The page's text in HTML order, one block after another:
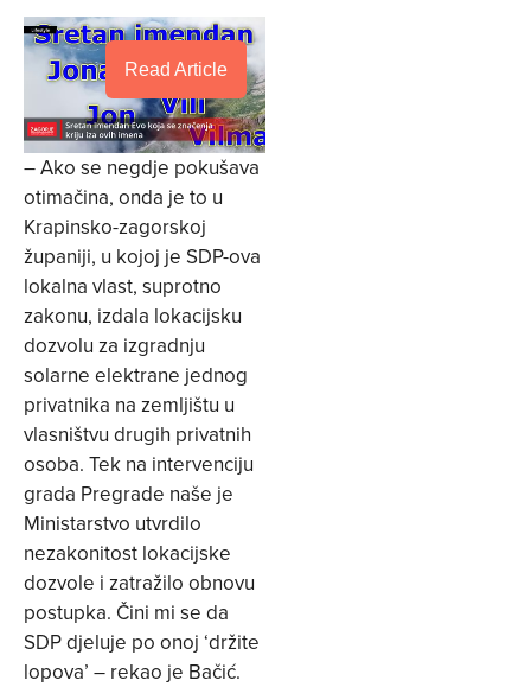
Read Article
– Ako se negdje pokušava
otimačina, onda je to u
Krapinsko-zagorskoj
županiji, u kojoj je SDP-ova
lokalna vlast, suprotno
zakonu, izdala lokacijsku
dozvolu za izgradnju
solarne elektrane jednog
privatnika na zemljištu u
vlasništvu drugih privatnih
osoba. Tek na intervenciju
grada Pregrade naše je
Ministarstvo utvrdilo
nezakonitost lokacijske
dozvole i zatražilo obnovu
postupka. Čini mi se da
SDP djeluje po onoj ‘držite
lopova’ – rekao je Bačić.